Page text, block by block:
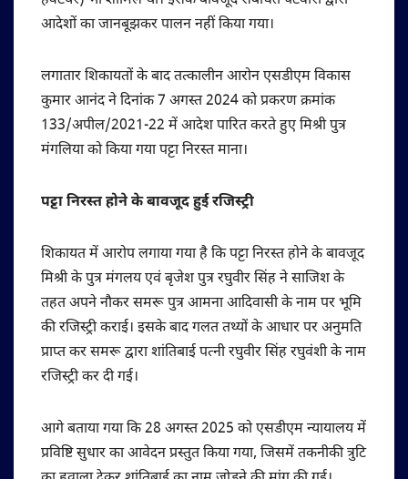
आदेशों का जानबूझकर पालन नहीं किया गया।
लगातार शिकायतों के बाद तत्कालीन आरोन एसडीएम विकास
कुमार आनंद ने दिनांक 7 अगस्त 2024 को प्रकरण क्रमांक
133/अपील/2021-22 में आदेश पारित करते हुए मिश्री पुत्र
मंगलिया को किया गया पट्टा निरस्त माना।
पट्टा निरस्त होने के बावजूद हुई रजिस्ट्री
शिकायत में आरोप लगाया गया है कि पट्टा निरस्त होने के बावजूद
मिश्री के पुत्र मंगलय एवं बृजेश पुत्र रघुवीर सिंह ने साजिश के
तहत अपने नौकर समरू पुत्र आमना आदिवासी के नाम पर भूमि
की रजिस्ट्री कराई। इसके बाद गलत तथ्यों के आधार पर अनुमति
प्राप्त कर समरू द्वारा शांतिबाई पत्नी रघुवीर सिंह रघुवंशी के नाम
रजिस्ट्री कर दी गई।
आगे बताया गया कि 28 अगस्त 2025 को एसडीएम न्यायालय में
प्रविष्टि सुधार का आवेदन प्रस्तुत किया गया, जिसमें तकनीकी त्रुटि